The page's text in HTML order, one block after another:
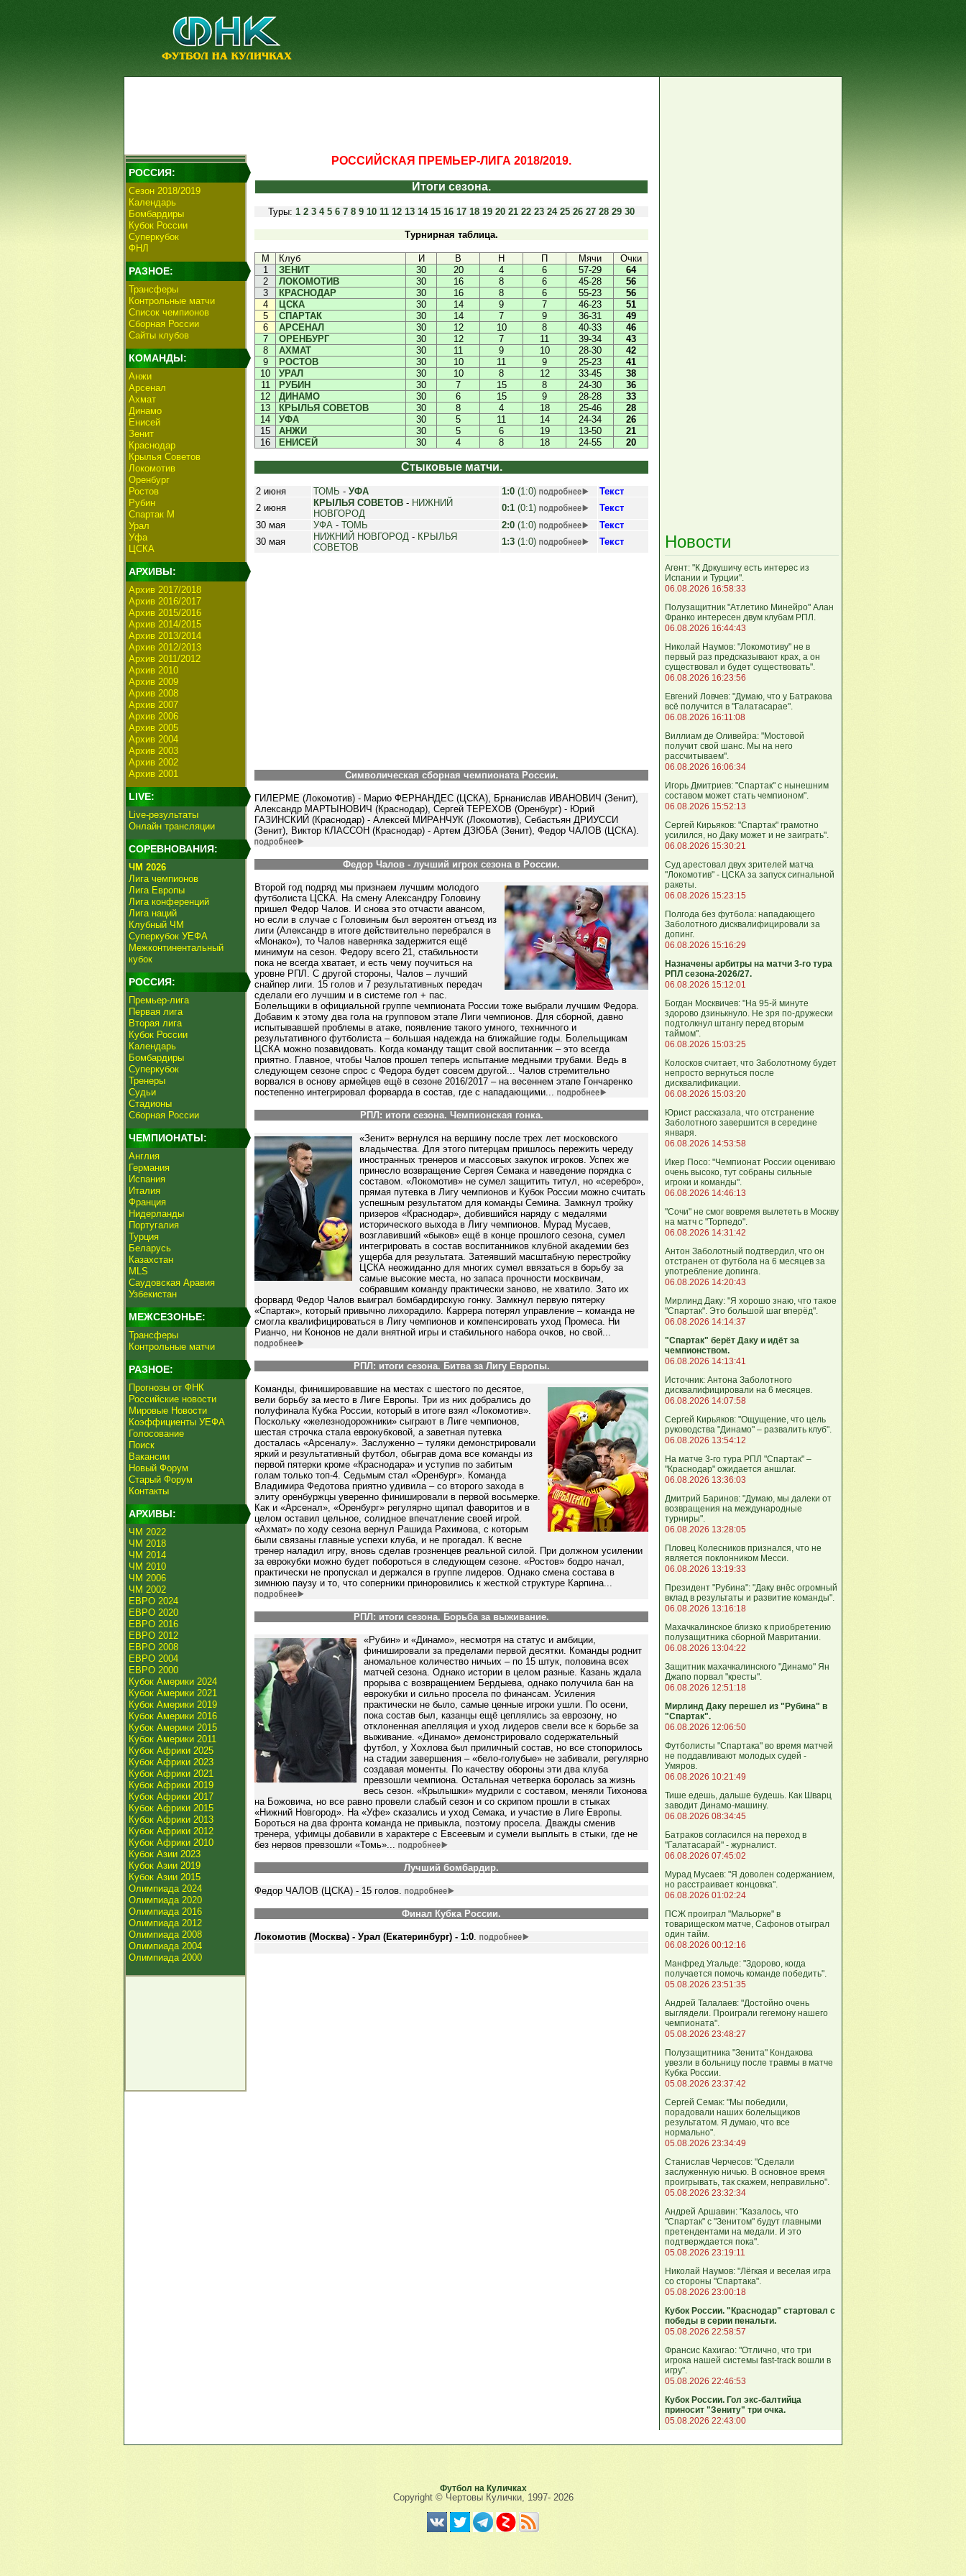
РОССИЯ:
Сезон 2018/2019
Календарь
Бомбардиры
Кубок России
Суперкубок
ФНЛ
РАЗНОЕ:
Трансферы
Контрольные матчи
Список чемпионов
Сборная России
Сайты клубов
КОМАНДЫ:
Анжи
Арсенал
Ахмат
Динамо
Енисей
Зенит
Краснодар
Крылья Советов
Локомотив
Оренбург
Ростов
Рубин
Спартак М
Урал
Уфа
ЦСКА
АРХИВЫ:
Архив 2017/2018
Архив 2016/2017
Архив 2015/2016
Архив 2014/2015
Архив 2013/2014
Архив 2012/2013
Архив 2011/2012
Архив 2010
Архив 2009
Архив 2008
Архив 2007
Архив 2006
Архив 2005
Архив 2004
Архив 2003
Архив 2002
Архив 2001
LIVE:
Live-результаты
Онлайн трансляции
СОРЕВНОВАНИЯ:
ЧМ 2026
Лига чемпионов
Лига Европы
Лига конференций
Лига наций
Клубный ЧМ
Суперкубок УЕФА
Межконтинентальный
кубок
РОССИЯ:
Премьер-лига
Первая лига
Вторая лига
Кубок России
Календарь
Бомбардиры
Суперкубок
Тренеры
Судьи
Стадионы
Сборная России
ЧЕМПИОНАТЫ:
Англия
Германия
Испания
Италия
Франция
Нидерланды
Португалия
Турция
Беларусь
Казахстан
MLS
Саудовская Аравия
Узбекистан
МЕЖСЕЗОНЬЕ:
Трансферы
Контрольные матчи
РАЗНОЕ:
Прогнозы от ФНК
Российские новости
Мировые Новости
Коэффициенты УЕФА
Голосование
Поиск
Вакансии
Новый Форум
Старый Форум
Контакты
АРХИВЫ:
ЧМ 2022
ЧМ 2018
ЧМ 2014
ЧМ 2010
ЧМ 2006
ЧМ 2002
ЕВРО 2024
ЕВРО 2020
ЕВРО 2016
ЕВРО 2012
ЕВРО 2008
ЕВРО 2004
ЕВРО 2000
Кубок Америки 2024
Кубок Америки 2021
Кубок Америки 2019
Кубок Америки 2016
Кубок Америки 2015
Кубок Америки 2011
Кубок Африки 2025
Кубок Африки 2023
Кубок Африки 2021
Кубок Африки 2019
Кубок Африки 2017
Кубок Африки 2015
Кубок Африки 2013
Кубок Африки 2012
Кубок Африки 2010
Кубок Азии 2023
Кубок Азии 2019
Кубок Азии 2015
Олимпиада 2024
Олимпиада 2020
Олимпиада 2016
Олимпиада 2012
Олимпиада 2008
Олимпиада 2004
Олимпиада 2000
РОССИЙСКАЯ ПРЕМЬЕР-ЛИГА 2018/2019.
Итоги сезона.
Туры: 1 2 3 4 5 6 7 8 9 10 11 12 13 14 15 16 17 18 19 20 21 22 23 24 25 26 27 28 29 30
Турнирная таблица.
М Клуб И В Н П Мячи
Очки
1
ЗЕНИТ 30 20 4 6 57-29
64
2
ЛОКОМОТИВ 30 16 8 6 45-28
56
3
КРАСНОДАР 30 16 8 6 55-23
56
4
ЦСКА 30 14 9 7 46-23
51
5
СПАРТАК 30 14 7 9 36-31
49
6
АРСЕНАЛ 30 12 10 8 40-33
46
7
ОРЕНБУРГ 30 12 7 11 39-34
43
8
АХМАТ 30 11 9 10 28-30
42
9
РОСТОВ 30 10 11 9 25-23
41
10
УРАЛ 30 10 8 12 33-45
38
11
РУБИН 30 7 15 8 24-30
36
12
ДИНАМО 30 6 15 9 28-28
33
13
КРЫЛЬЯ СОВЕТОВ 30 8 4 18 25-46
28
14
УФА 30 5 11 14 24-34
26
15
АНЖИ 30 5 6 19 13-50
21
16
ЕНИСЕЙ 30 4 8 18 24-55 20
Стыковые матчи.
2 июня ТОМЬ - УФА 1:0 (1:0)
Текст
2 июня
КРЫЛЬЯ СОВЕТОВ - НИЖНИЙ
НОВГОРОД
0:1 (0:1)
Текст
30 мая
УФА - ТОМЬ 2:0 (1:0)
Текст
30 мая
НИЖНИЙ НОВГОРОД - КРЫЛЬЯ
СОВЕТОВ
1:3 (1:0) Текст
Символическая сборная чемпионата России.
ГИЛЕРМЕ (Локомотив) - Марио ФЕРНАНДЕС (ЦСКА), Брнанислав ИВАНОВИЧ (Зенит),
Александр МАРТЫНОВИЧ (Краснодар), Сергей ТЕРЕХОВ (Оренбург) - Юрий
ГАЗИНСКИЙ (Краснодар) - Алексей МИРАНЧУК (Локомотив), Себастьян ДРИУССИ
(Зенит), Виктор КЛАССОН (Краснодар) - Артем ДЗЮБА (Зенит), Федор ЧАЛОВ (ЦСКА).
Федор Чалов - лучший игрок сезона в России.
Второй год подряд мы признаем лучшим молодого
футболиста ЦСКА. На смену Александру Головину
пришел Федор Чалов. И снова это отчасти авансом,
но если в случае с Головиным был вероятен отъезд из
лиги (Александр в итоге действительно перебрался в
«Монако»), то Чалов наверняка задержится ещё
минимум на сезон. Федору всего 21, стабильности
пока не всегда хватает, и есть чему поучиться на
уровне РПЛ. С другой стороны, Чалов – лучший
снайпер лиги. 15 голов и 7 результативных передач
сделали его лучшим и в системе гол + пас.
Болельщики в официальной группе чемпионата России тоже выбрали лучшим Федора.
Добавим к этому два гола на групповом этапе Лиги чемпионов. Для сборной, давно
испытывавшей проблемы в атаке, появление такого умного, техничного и
результативного футболиста – большая надежда на ближайшие годы. Болельщикам
ЦСКА можно позавидовать. Когда команду тащит свой воспитанник – это всегда
приятно. Главное, чтобы Чалов прошел теперь испытание медными трубами. Ведь в
следующем сезоне спрос с Федора будет совсем другой... Чалов стремительно
ворвался в основу армейцев ещё в сезоне 2016/2017 – на весеннем этапе Гончаренко
постепенно интегрировал форварда в состав, где с нападающими...
РПЛ: итоги сезона. Чемпионская гонка.
«Зенит» вернулся на вершину после трех лет московского
владычества. Для этого питерцам пришлось пережить череду
иностранных тренеров и массовых закупок игроков. Успех же
принесло возвращение Сергея Семака и наведение порядка с
составом. «Локомотив» не сумел защитить титул, но «серебро»,
прямая путевка в Лигу чемпионов и Кубок России можно считать
успешным результатом для команды Семина. Замкнул тройку
призеров «Краснодар», добившийся наряду с медалями
исторического выхода в Лигу чемпионов. Мурад Мусаев,
возглавивший «быков» ещё в конце прошлого сезона, сумел
интегрировать в состав воспитанников клубной академии без
ущерба для результата. Затеявший масштабную перестройку
ЦСКА неожиданно для многих сумел ввязаться в борьбу за
самые высокие места, но запаса прочности москвичам,
собравшим команду практически заново, не хватило. Зато их
форвард Федор Чалов выиграл бомбардирскую гонку. Замкнул первую пятерку
«Спартак», который привычно лихорадило. Каррера потерял управление – команда не
смогла квалифицироваться в Лигу чемпионов и компенсировать уход Промеса. Ни
Рианчо, ни Кононов не дали внятной игры и стабильного набора очков, но свой...
РПЛ: итоги сезона. Битва за Лигу Европы.
Команды, финишировавшие на местах с шестого по десятое,
вели борьбу за место в Лиге Европы. Три из них добрались до
полуфинала Кубка России, который в итоге взял «Локомотив».
Поскольку «железнодорожники» сыграют в Лиге чемпионов,
шестая строчка стала еврокубковой, а заветная путевка
досталась «Арсеналу». Заслуженно – туляки демонстрировали
яркий и результативный футбол, обыграв дома все команды из
первой пятерки кроме «Краснодара» и уступив по забитым
голам только топ-4. Седьмым стал «Оренбург». Команда
Владимира Федотова приятно удивила – со второго захода в
элиту оренбуржцы уверенно финишировали в первой восьмерке.
Как и «Арсенал», «Оренбург» регулярно щипал фаворитов и в
целом оставил цельное, солидное впечатление своей игрой.
«Ахмат» по ходу сезона вернул Рашида Рахимова, с которым
были связаны главные успехи клуба, и не прогадал. К весне
тренер наладил игру, вновь сделав грозненцев реальной силой. При должном усилении
за еврокубки можно будет побороться в следующем сезоне. «Ростов» бодро начал,
практически не пропускал и держался в группе лидеров. Однако смена состава в
зимнюю паузу и то, что соперники приноровились к жесткой структуре Карпина...
РПЛ: итоги сезона. Борьба за выживание.
«Рубин» и «Динамо», несмотря на статус и амбиции,
финишировали за пределами первой десятки. Команды роднит
аномальное количество ничьих – по 15 штук, половина всех
матчей сезона. Однако истории в целом разные. Казань ждала
прорыва с возвращением Бердыева, однако получила бан на
еврокубки и сильно просела по финансам. Усиления
практически не было, самые ценные игроки ушли. По осени,
пока состав был, казанцы ещё цеплялись за еврозону, но
отклоненная апелляция и уход лидеров свели все к борьбе за
выживание. «Динамо» демонстрировало содержательный
футбол, у Хохлова был приличный состав, но все стопорилось
на стадии завершения – «бело-голубые» не забивали, регулярно
создавая моменты. По качеству обороны эти два клуба
превзошли чемпиона. Остальная четверка боролась за жизнь
весь сезон. «Крылышки» мудрили с составом, меняли Тихонова
на Божовича, но все равно провели слабый сезон и со скрипом прошли в стыках
«Нижний Новгород». На «Уфе» сказались и уход Семака, и участие в Лиге Европы.
Бороться на два фронта команда не привыкла, поэтому просела. Дважды сменив
тренера, уфимцы добавили в характере с Евсеевым и сумели выплыть в стыки, где не
без нервов превзошли «Томь»...
Лучший бомбардир.
Федор ЧАЛОВ (ЦСКА) - 15 голов.
Финал Кубка России.
Локомотив (Москва) - Урал (Екатеринбург) - 1:0.
Новости
Агент: "К Дркушичу есть интерес из
Испании и Турции".
06.08.2026 16:58:33
Полузащитник "Атлетико Минейро" Алан
Франко интересен двум клубам РПЛ.
06.08.2026 16:44:43
Николай Наумов: "Локомотиву" не в
первый раз предсказывают крах, а он
существовал и будет существовать".
06.08.2026 16:23:56
Евгений Ловчев: "Думаю, что у Батракова
всё получится в "Галатасарае".
06.08.2026 16:11:08
Виллиам де Оливейра: "Мостовой
получит свой шанс. Мы на него
рассчитываем".
06.08.2026 16:06:34
Игорь Дмитриев: "Спартак" с нынешним
составом может стать чемпионом".
06.08.2026 15:52:13
Сергей Кирьяков: "Спартак" грамотно
усилился, но Даку может и не заиграть".
06.08.2026 15:30:21
Суд арестовал двух зрителей матча
"Локомотив" - ЦСКА за запуск сигнальной
ракеты.
06.08.2026 15:23:15
Полгода без футбола: нападающего
Заболотного дисквалифицировали за
допинг.
06.08.2026 15:16:29
Назначены арбитры на матчи 3-го тура
РПЛ сезона-2026/27.
06.08.2026 15:12:01
Богдан Москвичев: "На 95‑й минуте
здорово дзинькнуло. Не зря по‑дружески
подтолкнул штангу перед вторым
таймом".
06.08.2026 15:03:25
Колосков считает, что Заболотному будет
непросто вернуться после
дисквалификации.
06.08.2026 15:03:20
Юрист рассказала, что отстранение
Заболотного завершится в середине
января.
06.08.2026 14:53:58
Икер Посо: "Чемпионат России оцениваю
очень высоко, тут собраны сильные
игроки и команды".
06.08.2026 14:46:13
"Сочи" не смог вовремя вылететь в Москву
на матч с "Торпедо".
06.08.2026 14:31:42
Антон Заболотный подтвердил, что он
отстранен от футбола на 6 месяцев за
употребление допинга.
06.08.2026 14:20:43
Мирлинд Даку: "Я хорошо знаю, что такое
"Спартак". Это большой шаг вперёд".
06.08.2026 14:14:37
"Спартак" берёт Даку и идёт за
чемпионством.
06.08.2026 14:13:41
Источник: Антона Заболотного
дисквалифицировали на 6 месяцев.
06.08.2026 14:07:58
Сергей Кирьяков: "Ощущение, что цель
руководства "Динамо" – развалить клуб".
06.08.2026 13:54:12
На матче 3-го тура РПЛ "Спартак" –
"Краснодар" ожидается аншлаг.
06.08.2026 13:36:03
Дмитрий Баринов: "Думаю, мы далеки от
возвращения на международные
турниры".
06.08.2026 13:28:05
Пловец Колесников признался, что не
является поклонником Месси.
06.08.2026 13:19:33
Президент "Рубина": "Даку внёс огромный
вклад в результаты и развитие команды".
06.08.2026 13:16:18
Махачкалинское близко к приобретению
полузащитника сборной Мавритании.
06.08.2026 13:04:22
Защитник махачкалинского "Динамо" Ян
Джапо порвал "кресты".
06.08.2026 12:51:18
Мирлинд Даку перешел из "Рубина" в
"Спартак".
06.08.2026 12:06:50
Футболисты "Спартака" во время матчей
не поддавливают молодых судей -
Умяров.
06.08.2026 10:21:49
Тише едешь, дальше будешь. Как Шварц
заводит Динамо-машину.
06.08.2026 08:34:45
Батраков согласился на переход в
"Галатасарай" - журналист.
06.08.2026 07:45:02
Мурад Мусаев: "Я доволен содержанием,
но расстраивает концовка".
06.08.2026 01:02:24
ПСЖ проиграл "Мальорке" в
товарищеском матче, Сафонов отыграл
один тайм.
06.08.2026 00:12:16
Манфред Угальде: "Здорово, когда
получается помочь команде победить".
05.08.2026 23:51:35
Андрей Талалаев: "Достойно очень
выглядели. Проиграли гегемону нашего
чемпионата".
05.08.2026 23:48:27
Полузащитника "Зенита" Кондакова
увезли в больницу после травмы в матче
Кубка России.
05.08.2026 23:37:42
Сергей Семак: "Мы победили,
порадовали наших болельщиков
результатом. Я думаю, что все
нормально".
05.08.2026 23:34:49
Станислав Черчесов: "Сделали
заслуженную ничью. В основное время
проигрывать, так скажем, неправильно".
05.08.2026 23:32:34
Андрей Аршавин: "Казалось, что
"Спартак" с "Зенитом" будут главными
претендентами на медали. И это
подтверждается пока".
05.08.2026 23:19:11
Николай Наумов: "Лёгкая и веселая игра
со стороны "Спартака".
05.08.2026 23:00:18
Кубок России. "Краснодар" стартовал с
победы в серии пенальти.
05.08.2026 22:58:57
Франсис Кахигао: "Отлично, что три
игрока нашей системы fast‑track вошли в
игру".
05.08.2026 22:46:53
Кубок России. Гол экс-балтийца
приносит "Зениту" три очка.
05.08.2026 22:43:00
Футбол на Куличках
Copyright © Чертовы Кулички, 1997- 2026